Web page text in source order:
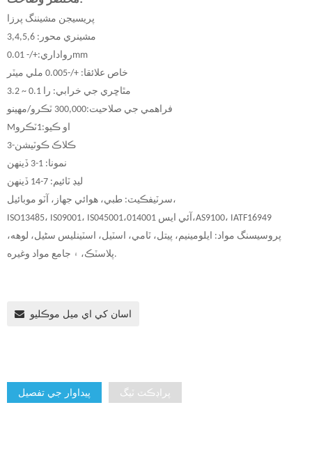
پريسيجن مشيننگ پرزا
مشينري محور: 3,4,5,6
رواداري:+/- 0.01mm
خاص علائقا: +/-0.005 ملي ميٽر
مٿاڇري جي خرابي: را 0.1 ~ 3.2
فراهمي جي صلاحيت:
300,000 ٽڪرو/مهينو
M
او ڪيو:1ٽڪرو
3-ڪلاڪ ڪوٽيشن
نمونا: 1-3 ڏينهن
ليڊ ٽائيم: 7-14 ڏينهن
سرٽيفڪيٽ: طبي، هوائي جهاز، آٽو موبائيل،
ISO13485، IS09001، IS045001، آئي ايس 0 14001،AS9100، IATF16949
پروسيسنگ مواد: ايلومينيم، پيتل، ٽامي، اسٽيل، اسٽينلیس سٹیل، لوهه،
پلاسٽڪ، ۽ جامع مواد وغيره.
اسان کي اي ميل موڪليو
پيداوار جي تفصيل پراڊڪٽ ٽيگ